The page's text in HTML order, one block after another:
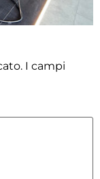
I campi